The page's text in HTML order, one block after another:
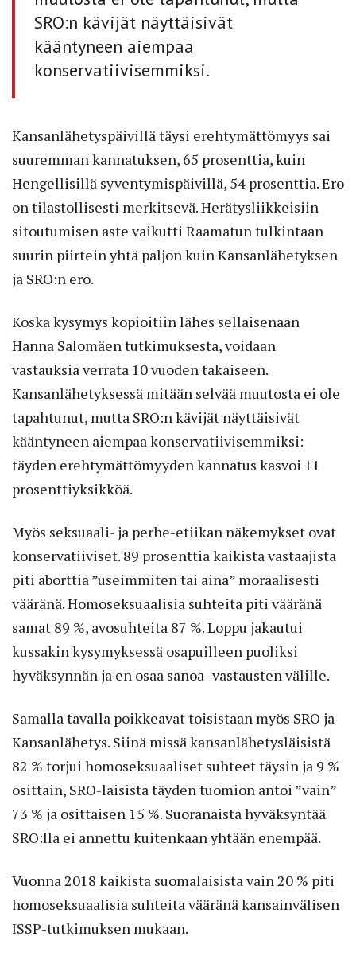
SRO:n kävijät näyttäisivät
kääntyneen aiempaa
konservatiivisemmiksi.
Kansanlähetyspäivillä täysi erehtymättömyys sai
suuremman kannatuksen, 65 prosenttia, kuin
Hengellisillä syventymispäivillä, 54 prosenttia. Ero
on tilastollisesti merkitsevä. Herätysliikkeisiin
sitoutumisen aste vaikutti Raamatun tulkintaan
suurin piirtein yhtä paljon kuin Kansanlähetyksen
ja SRO:n ero.
Koska kysymys kopioitiin lähes sellaisenaan
Hanna Salomäen tutkimuksesta, voidaan
vastauksia verrata 10 vuoden takaiseen.
Kansanlähetyksessä mitään selvää muutosta ei ole
tapahtunut, mutta SRO:n kävijät näyttäisivät
kääntyneen aiempaa konservatiivisemmiksi:
täyden erehtymättömyyden kannatus kasvoi 11
prosenttiyksikköä.
Myös seksuaali- ja perhe-etiikan näkemykset ovat
konservatiiviset. 89 prosenttia kaikista vastaajista
piti aborttia ”useimmiten tai aina” moraalisesti
vääränä. Homoseksuaalisia suhteita piti vääränä
samat 89 %,­ avosuhteita 87 %. Loppu jakautui
kussakin kysymyksessä osapuilleen puoliksi
hyväksynnän ja en osaa sanoa -vastausten välille.
Samalla tavalla poikkeavat toisistaan myös SRO ja
Kansanlähetys. Siinä missä kansanlähetysläisistä
82 % torjui homoseksuaaliset suhteet täysin ja 9 %
osittain, SRO-laisista täyden tuomion antoi ”vain”
73 % ja osittaisen 15 %. Suoranaista hyväksyntää
SRO:lla ei annettu kuitenkaan yhtään enempää.
Vuonna 2018 kaikista suomalaisista vain 20 % piti
homoseksuaalisia suhteita vääränä kansainvälisen
ISSP-tutkimuksen mukaan.